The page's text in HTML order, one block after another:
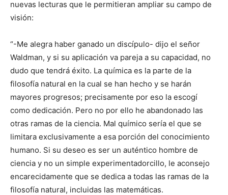
nuevas lecturas que le permitieran ampliar su campo de
visión:
“-Me alegra haber ganado un discípulo- dijo el señor
Waldman, y si su aplicación va pareja a su capacidad, no
dudo que tendrá éxito. La química es la parte de la
filosofía natural en la cual se han hecho y se harán
mayores progresos; precisamente por eso la escogí
como dedicación. Pero no por ello he abandonado las
otras ramas de la ciencia. Mal químico sería el que se
limitara exclusivamente a esa porción del conocimiento
humano. Si su deseo es ser un auténtico hombre de
ciencia y no un simple experimentadorcillo, le aconsejo
encarecidamente que se dedica a todas las ramas de la
filosofía natural, incluidas las matemáticas.